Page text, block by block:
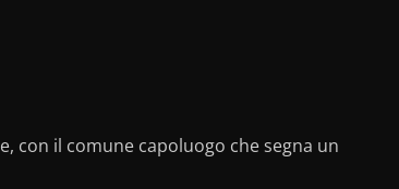
con il comune capoluogo che segna un